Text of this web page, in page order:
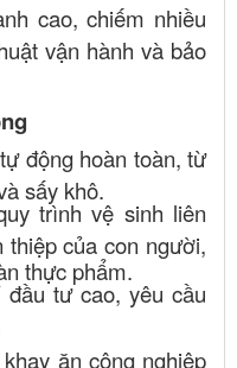
cao, chiếm nhiều
vận hành và bảo
động hoàn toàn, từ
sấy khô.
trình vệ sinh liên
của con người,
thực phẩm.
đầu tư cao, yêu cầu
ăn công nghiệp